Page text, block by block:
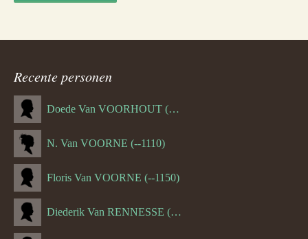
Recente personen
Doede Van VOORHOUT (Van FORNEHOLT) (--1101)
N. Van VOORNE (--1110)
Floris Van VOORNE (--1150)
Diederik Van RENNESSE (--1144)